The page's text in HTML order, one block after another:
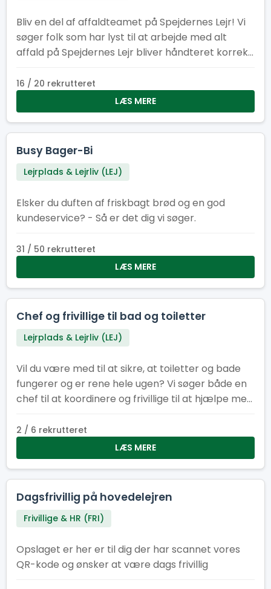
Bliv en del af affaldteamet på Spejdernes Lejr! Vi
søger folk som har lyst til at arbejde med alt
affald på Spejdernes Lejr bliver håndteret korrekt,
affaldcontainere bliver tømt efter behov.
16 / 20 rekrutteret
LÆS MERE
Busy Bager-Bi
Lejrplads & Lejrliv (LEJ)
Elsker du duften af friskbagt brød og en god
kundeservice? - Så er det dig vi søger.
31 / 50 rekrutteret
LÆS MERE
Chef og frivillige til bad og toiletter
Lejrplads & Lejrliv (LEJ)
Vil du være med til at sikre, at toiletter og bade
fungerer og er rene hele ugen? Vi søger både en
chef til at koordinere og frivillige til at hjælpe med
2 / 6 rekrutteret
LÆS MERE
Dagsfrivillig på hovedelejren
Frivillige & HR (FRI)
Opslaget er her er til dig der har scannet vores
QR-kode og ønsker at være dags frivillig